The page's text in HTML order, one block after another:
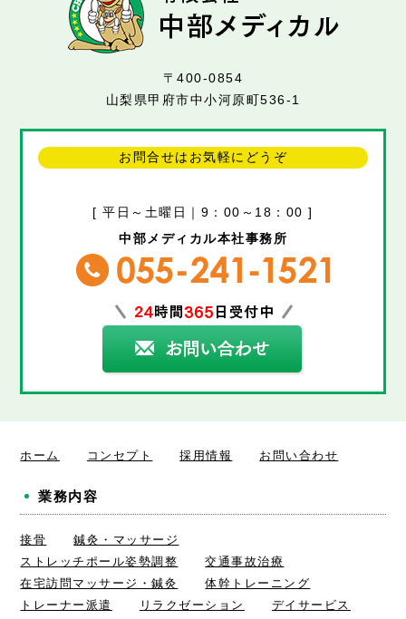
〒400-0854
山梨県甲府市中小河原町536-1
お問合せはお気軽にどうぞ
[ 平日～土曜日｜9：00～18：00 ]
中部メディカル本社事務所
ホーム コンセプト 採用情報 お問い合わせ
業務内容
接骨
鍼灸・マッサージ
ストレッチポール姿勢調整
交通事故治療
在宅訪問マッサージ・鍼灸
体幹トレーニング
トレーナー派遣
リラクゼーション デイサービス